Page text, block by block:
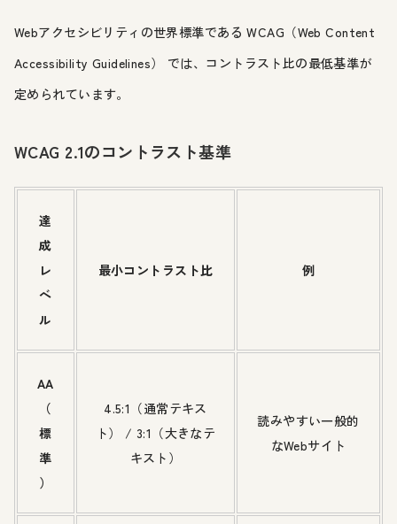
Webアクセシビリティの世界標準である WCAG（Web Content
Accessibility Guidelines） では、コントラスト比の最低基準が
定められています。
WCAG 2.1のコントラスト基準
達
成
レ
ベ
ル
最小コントラスト比 例
AA
（
標
準
）
4.5:1（通常テキス
ト） / 3:1（大きなテ
キスト）
読みやすい一般的
なWebサイト